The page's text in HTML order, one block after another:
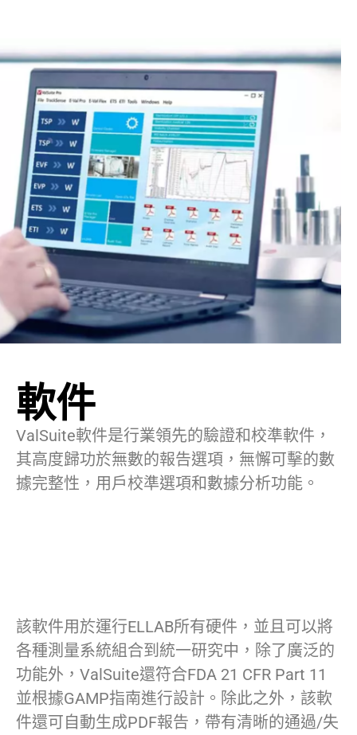
軟件
ValSuite軟件是行業領先的驗證和校準軟件，
其高度歸功於無數的報告選項，無懈可擊的數
據完整性，用戶校準選項和數據分析功能。
該軟件用於運行ELLAB所有硬件，並且可以將
各種測量系統組合到統一研究中，除了廣泛的
功能外，ValSuite還符合FDA 21 CFR Part 11
並根據GAMP指南進行設計。除此之外，該軟
件還可自動生成PDF報告，帶有清晰的通過/失